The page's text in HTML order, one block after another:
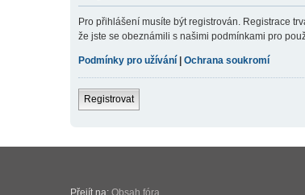
Pro přihlášení musíte být registrován. Registrace
že jste se obeznámili s našimi podmínkami pro
Podmínky pro užívání Ochrana soukromí
Registrovat
Přejít na: Obsah fóra